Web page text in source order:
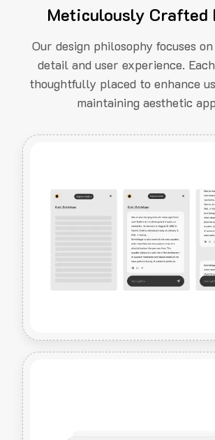
Meticulously Crafted
Our design philosophy focuses
detail and user experience.
thoughtfully placed to enhance
maintaining aesthetic